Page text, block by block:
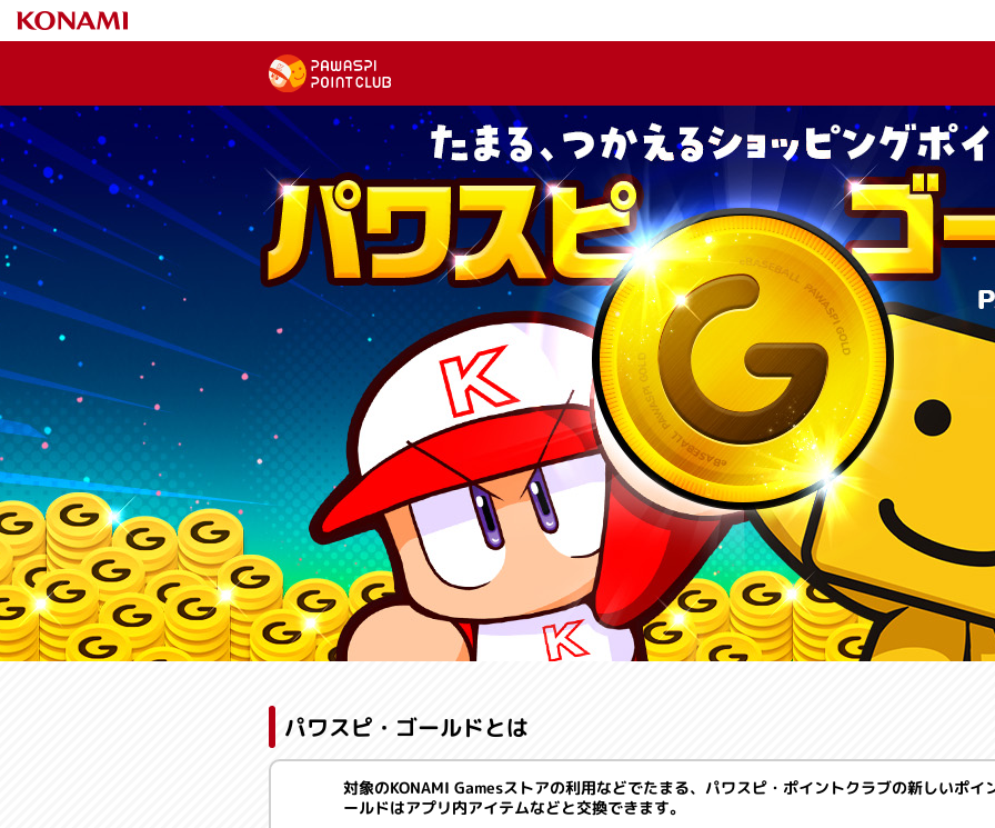
パワスピ・ゴールドとは
対象のKONAMI Gamesストアの利用などでたまる、パワスピ・ポイントクラブの新しいポイ
ールドはアプリ内アイテムなどと交換できます。